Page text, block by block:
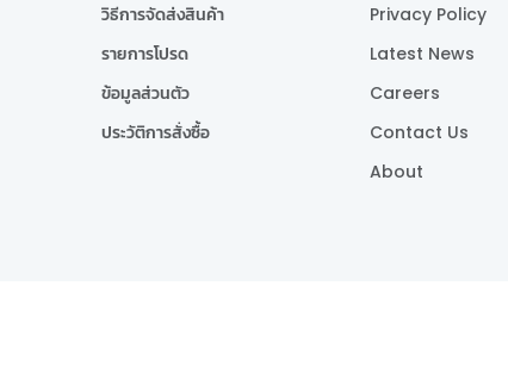
วิธีการจัดส่งสินค้า
รายการโปรด
ข้อมูลส่วนตัว
ประวัติการสั่งซื้อ
Privacy Policy
Latest News
Careers
Contact Us
About